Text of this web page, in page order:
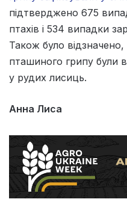
підтверджено 675
птахів і 534 випадки
Також було
пташиного грипу були
у рудих лисиць.
Анна Лиса